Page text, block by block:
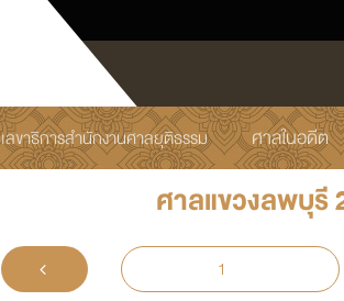
เลขาธิการสำนักงานศาลยุติธรรม ศาลในอดีต
ศาลแขวงลพบุรี